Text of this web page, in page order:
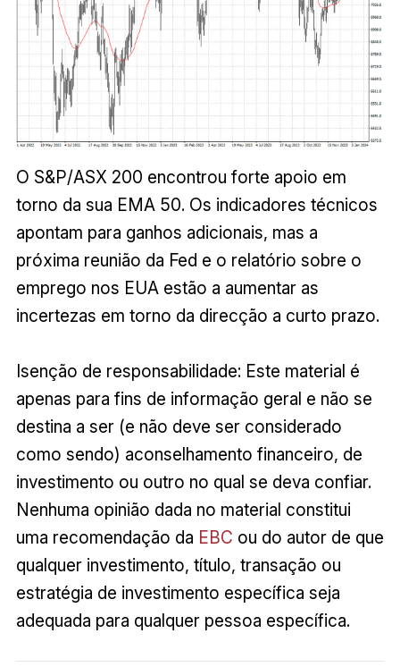
O S&P/ASX 200 encontrou forte apoio em
torno da sua EMA 50. Os indicadores técnicos
apontam para ganhos adicionais, mas a
próxima reunião da Fed e o relatório sobre o
emprego nos EUA estão a aumentar as
incertezas em torno da direcção a curto prazo.
Isenção de responsabilidade: Este material é
apenas para fins de informação geral e não se
destina a ser (e não deve ser considerado
como sendo) aconselhamento financeiro, de
investimento ou outro no qual se deva confiar.
Nenhuma opinião dada no material constitui
uma recomendação da EBC ou do autor de que
qualquer investimento, título, transação ou
estratégia de investimento específica seja
adequada para qualquer pessoa específica.